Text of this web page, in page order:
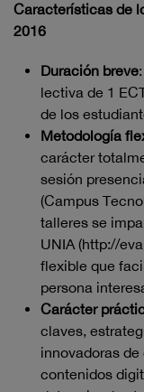
Características de
2016
Duración breve
lectiva de 1
de los
Metodología
carácter
sesión
(Campus
talleres se
UNIA (http://
flexible que
persona
Carácter
claves,
innovadoras
contenidos